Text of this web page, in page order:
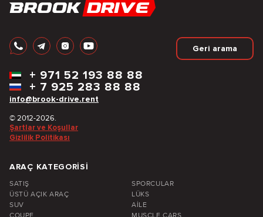
Geri arama
info@brook-drive.rent
+ 7 925 283 88 88
+ 971 52 193 88 88
© 2012-2026.
Şartlar ve Koşullar
Gizlilik Politikası
ARAÇ KATEGORISI
SATIŞ
SPORCULAR
ÜSTÜ AÇIK ARAÇ
LÜKS
SUV
AILE